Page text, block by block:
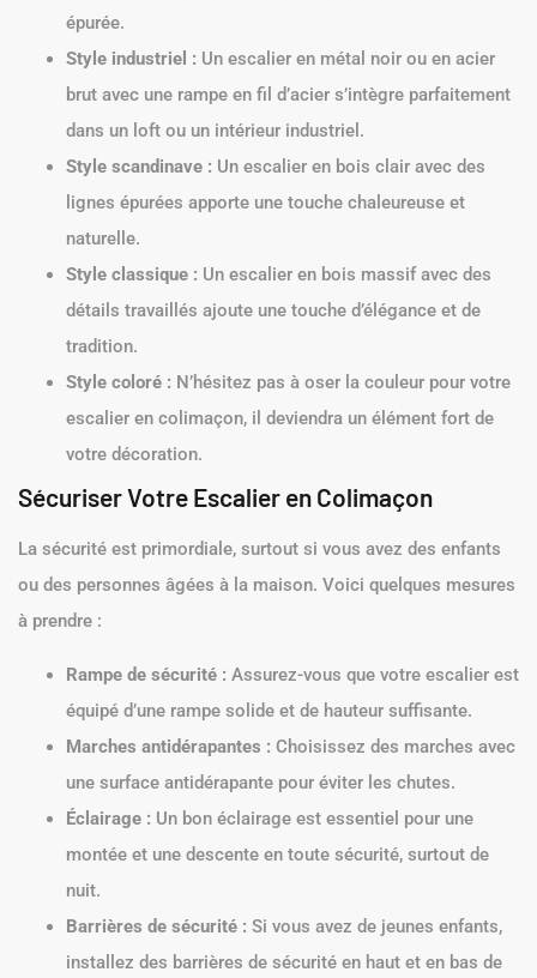
épurée.
Style industriel : Un escalier en métal noir ou en acier
brut avec une rampe en fil d’acier s’intègre parfaitement
dans un loft ou un intérieur industriel.
Style scandinave : Un escalier en bois clair avec des
lignes épurées apporte une touche chaleureuse et
naturelle.
Style classique : Un escalier en bois massif avec des
détails travaillés ajoute une touche d’élégance et de
tradition.
Style coloré : N’hésitez pas à oser la couleur pour votre
escalier en colimaçon, il deviendra un élément fort de
votre décoration.
Sécuriser Votre Escalier en Colimaçon
La sécurité est primordiale, surtout si vous avez des enfants
ou des personnes âgées à la maison. Voici quelques mesures
à prendre :
Rampe de sécurité : Assurez-vous que votre escalier est
équipé d’une rampe solide et de hauteur suffisante.
Marches antidérapantes : Choisissez des marches avec
une surface antidérapante pour éviter les chutes.
Éclairage : Un bon éclairage est essentiel pour une
montée et une descente en toute sécurité, surtout de
nuit.
Barrières de sécurité : Si vous avez de jeunes enfants,
installez des barrières de sécurité en haut et en bas de